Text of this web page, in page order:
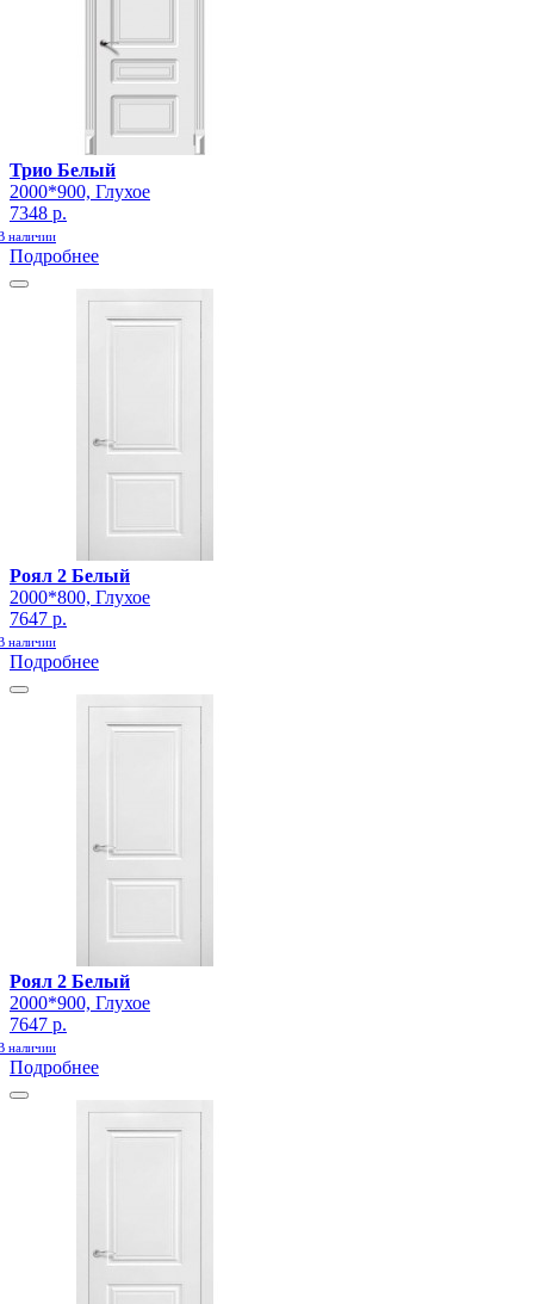
Трио Белый
2000*900, Глухое
7348 р.
наличии
Подробнее
Роял 2 Белый
2000*800, Глухое
7647 р.
наличии
Подробнее
Роял 2 Белый
2000*900, Глухое
7647 р.
наличии
Подробнее